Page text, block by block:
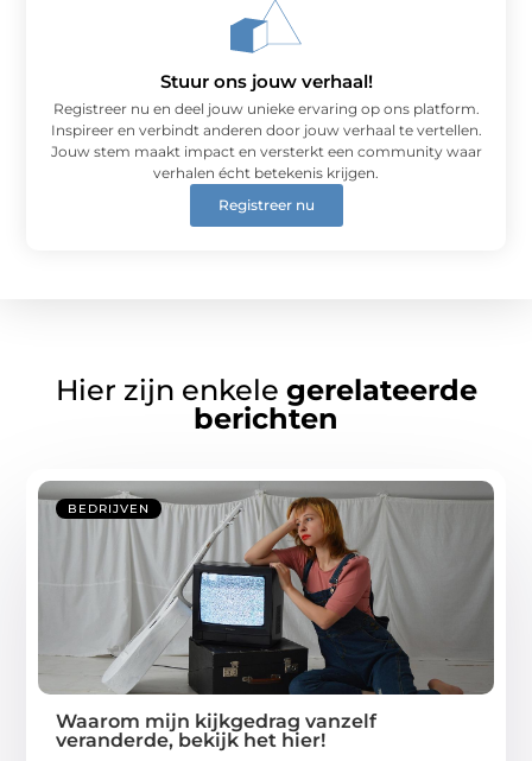
Stuur ons jouw verhaal!
Registreer nu en deel jouw unieke ervaring op ons platform.
Inspireer en verbindt anderen door jouw verhaal te vertellen.
Jouw stem maakt impact en versterkt een community waar
verhalen écht betekenis krijgen.
Registreer nu
Hier zijn enkele gerelateerde
berichten
BEDRIJVEN
Waarom mijn kijkgedrag vanzelf
veranderde, bekijk het hier!